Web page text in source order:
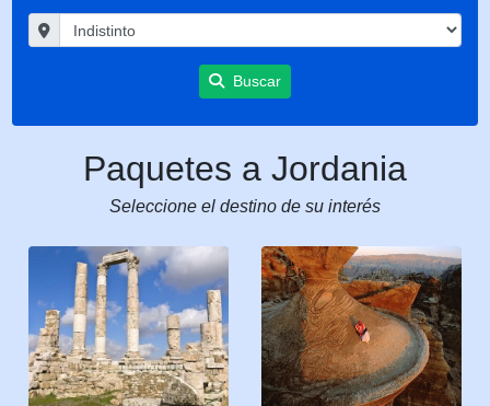
Buscar
Paquetes a Jordania
Seleccione el destino de su interés